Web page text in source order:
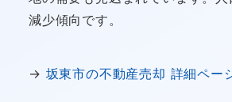
減少傾向です。
→ 坂東市の不動産売却 詳細ペー